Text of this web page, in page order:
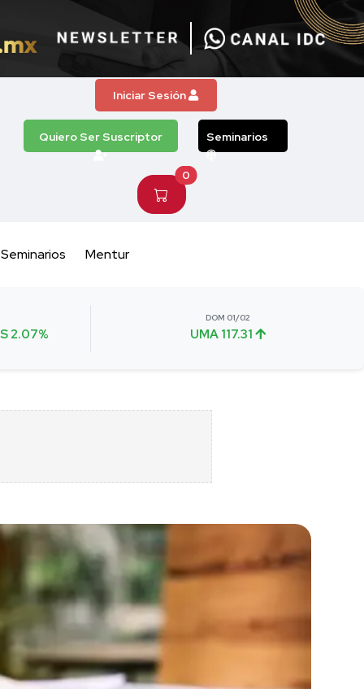
Iniciar Sesión
Quiero Ser Suscriptor Seminarios
0
Seminarios Mentur
2.07%
DOM 01/02
UMA 117.31